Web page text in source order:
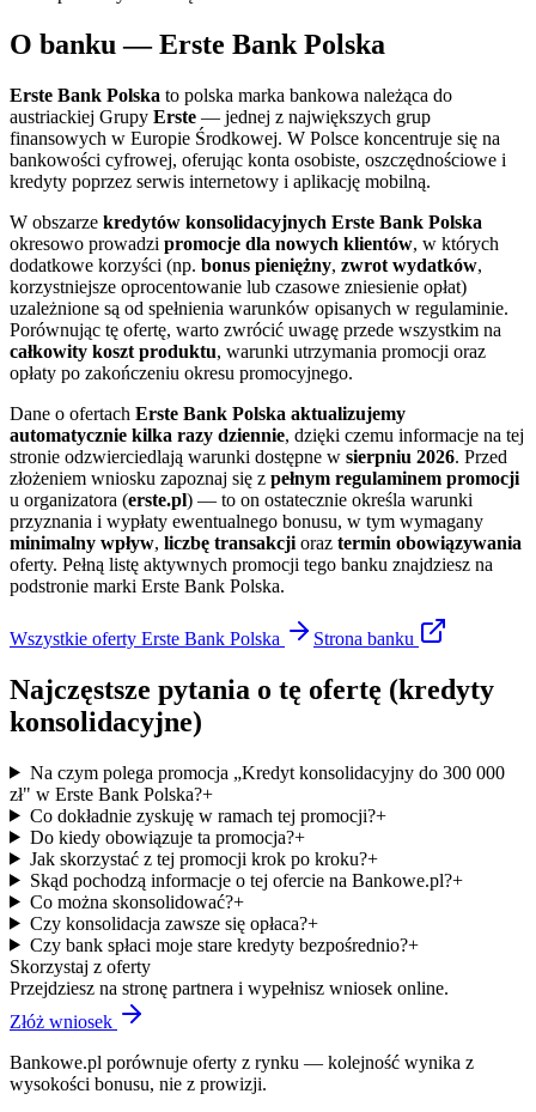
O banku —Erste Bank Polska
Erste Bank Polska to polska marka bankowa należąca do
austriackiej Grupy Erste — jednej z największych grup
finansowych w Europie Środkowej. W Polsce koncentruje się na
bankowości cyfrowej, oferując konta osobiste, oszczędnościowe i
kredyty poprzez serwis internetowy i aplikację mobilną.
W obszarze kredytów konsolidacyjnych Erste Bank Polska
okresowo prowadzi promocje dla nowych klientów, w których
dodatkowe korzyści (np. bonus pieniężny, zwrot wydatków,
korzystniejsze oprocentowanie lub czasowe zniesienie opłat)
uzależnione są od spełnienia warunków opisanych w regulaminie.
Porównując tę ofertę, warto zwrócić uwagę przede wszystkim na
całkowity koszt produktu, warunki utrzymania promocji oraz
opłaty po zakończeniu okresu promocyjnego.
Dane o ofertach Erste Bank Polska aktualizujemy
automatycznie kilka razy dziennie, dzięki czemu informacje na tej
stronie odzwierciedlają warunki dostępne w sierpniu 2026. Przed
złożeniem wniosku zapoznaj się z pełnym regulaminem promocji
u organizatora (erste.pl) — to on ostatecznie określa warunki
przyznania i wypłaty ewentualnego bonusu, w tym wymagany
minimalny wpływ, liczbę transakcji oraz termin obowiązywania
oferty. Pełną listę aktywnych promocji tego banku znajdziesz na
podstronie marki Erste Bank Polska.
Wszystkie oferty Erste Bank Polska Strona banku
Najczęstsze pytania o tę ofertę (kredyty
konsolidacyjne)
Na czym polega promocja „Kredyt konsolidacyjny do 300 000
zł" w Erste Bank Polska?+
Co dokładnie zyskuję w ramach tej promocji?+
Do kiedy obowiązuje ta promocja?+
Jak skorzystać z tej promocji krok po kroku?+
Skąd pochodzą informacje o tej ofercie na Bankowe.pl?+
Co można skonsolidować?+
Czy konsolidacja zawsze się opłaca?+
Czy bank spłaci moje stare kredyty bezpośrednio?+
Skorzystaj z oferty
Przejdziesz na stronę partnera i wypełnisz wniosek online.
Złóż wniosek
Bankowe.pl porównuje oferty z rynku — kolejność wynika z
wysokości bonusu, nie z prowizji.